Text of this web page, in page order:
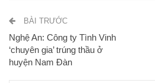
BÀI TRƯỚC
Nghệ An: Công ty Tình Vinh
‘chuyên gia’ trúng thầu ở
huyện Nam Đàn